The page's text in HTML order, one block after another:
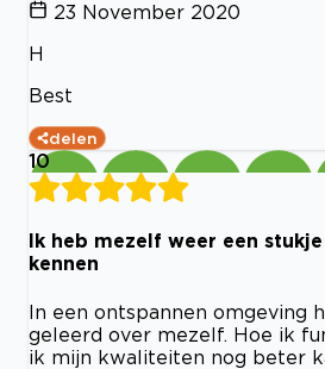
23 November 2020
H
Best
delen
10
Ik heb mezelf weer een
kennen
In een ontspannen omgeving
geleerd over mezelf. Hoe ik
ik mijn kwaliteiten nog beter